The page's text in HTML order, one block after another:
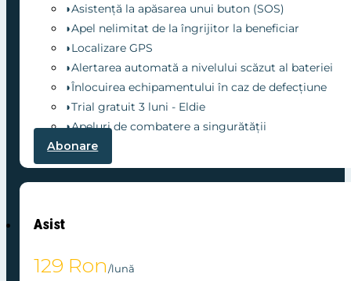
◗Asistență la apăsarea unui buton (SOS)
◗Apel nelimitat de la îngrijitor la beneficiar
◗Localizare GPS
◗Alertarea automată a nivelului scăzut al bateriei
◗Înlocuirea echipamentului în caz de defecțiune
◗Trial gratuit 3 luni - Eldie
◗Apeluri de combatere a singurătății
Abonare
Asist
129 Ron /lună